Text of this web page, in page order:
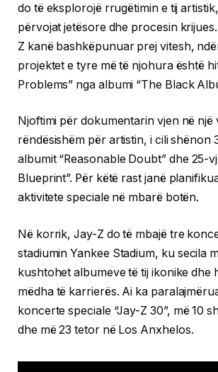
do të eksplorojë rrugëtimin e tij
përvojat jetësore dhe procesin
Z kanë bashkëpunuar prej vitesh,
projektet e tyre më të njohura është
Problems” nga albumi “The Black
Njoftimi për dokumentarin vjen në një
rëndësishëm për artistin, i cili shënon
albumit “Reasonable Doubt” dhe 25-
Blueprint”. Për këtë rast janë
aktivitete speciale në mbarë botën.
Në korrik, Jay-Z do të mbajë tre
stadiumin Yankee Stadium, ku secila
kushtohet albumeve të tij ikonike dhe
mëdha të karrierës. Ai ka
koncerte speciale “Jay-Z 30”, më 10
dhe më 23 tetor në Los Anxhelos.